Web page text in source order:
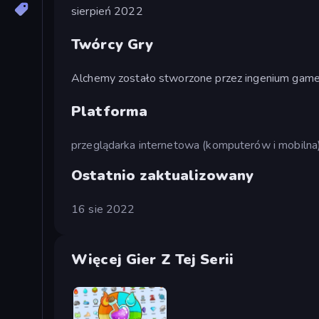
sierpień 2022
Twórcy Gry
Alchemy zostało stworzone przez ingenium
Platforma
przeglądarka internetowa (komputerów i
Ostatnio zaktualizowany
16 sie 2022
Więcej Gier Z Tej Serii